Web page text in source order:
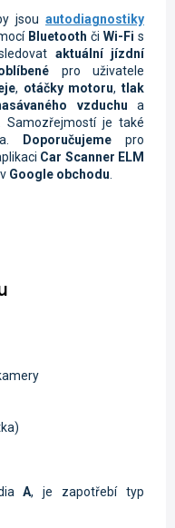
jsou autodiagnostiky
Bluetooth či Wi-Fi s
aktuální jízdní
pro uživatele
, otáčky motoru,tlak
vzduchu a
Samozřejmostí je také
Doporučujeme pro
Car Scanner ELM
Google obchodu.
A, je zapotřebí typ